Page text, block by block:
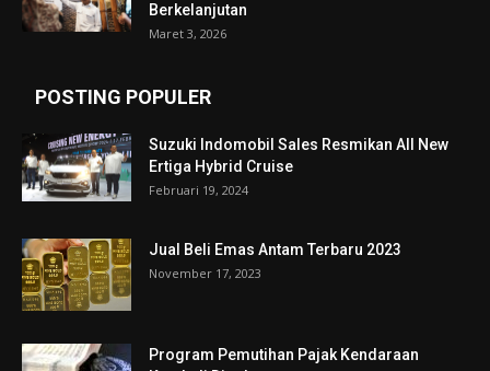
Berkelanjutan
Maret 3, 2026
POSTING POPULER
Suzuki Indomobil Sales Resmikan All New
Ertiga Hybrid Cruise
Februari 19, 2024
Jual Beli Emas Antam Terbaru 2023
November 17, 2023
Program Pemutihan Pajak Kendaraan